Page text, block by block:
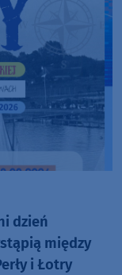
dzień
między
i Łotry